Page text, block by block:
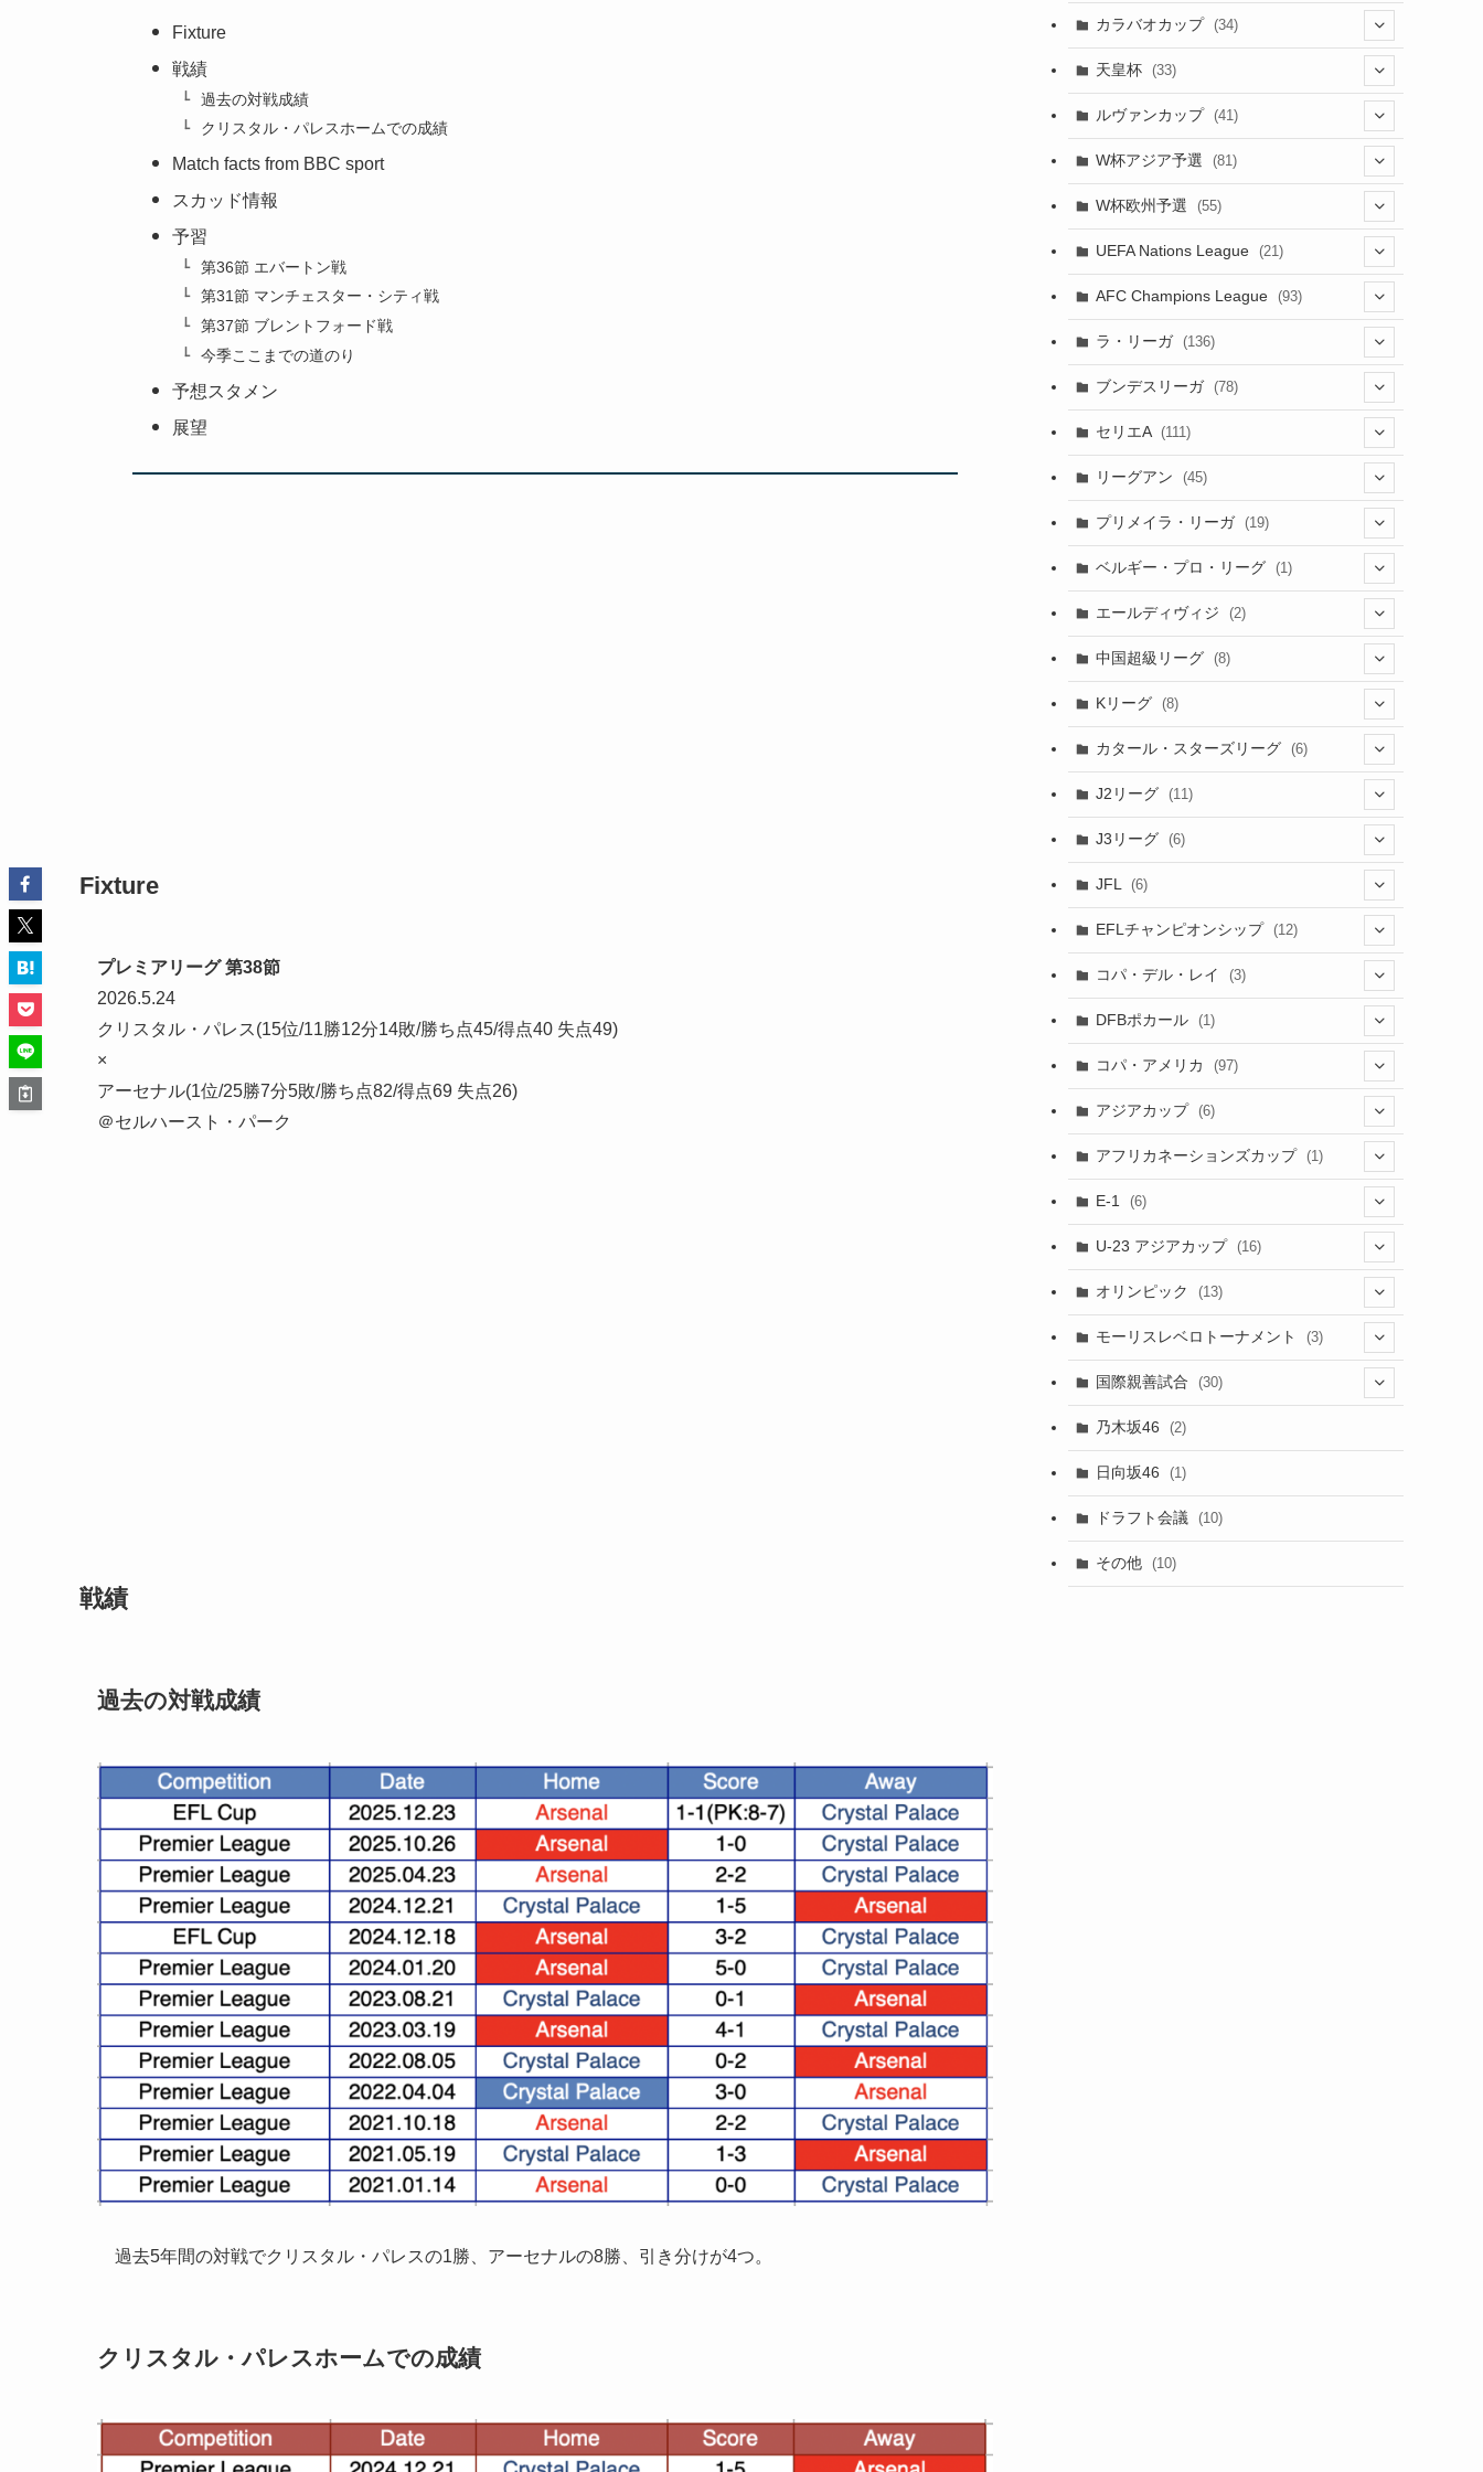
Fixture
戦績
過去の対戦成績
クリスタル・パレスホームでの成績
Match facts from BBC sport
スカッド情報
予習
第36節 エバートン戦
第31節 マンチェスター・シティ戦
第37節 ブレントフォード戦
今季ここまでの道のり
予想スタメン
展望
Fixture
プレミアリーグ 第38節
2026.5.24
クリスタル・パレス(15位/11勝12分14敗/勝ち点45/得点40 失点49)
×
アーセナル(1位/25勝7分5敗/勝ち点82/得点69 失点26)
＠セルハースト・パーク
戦績
過去の対戦成績
過去5年間の対戦でクリスタル・パレスの1勝、アーセナルの8勝、引き分けが4つ。
クリスタル・パレスホームでの成績
(12) (20)(33)
(14)
(2)
(1)
(7)
(115)
(1)
(12)
(32)
(5)
(4)
(8)
(91)
(10)
(4)
(50)
(24)
(18)
(10)
(3)
(4)
(2)
カラバオカップ (34)
天皇杯 (33)
(5)
(4)
(11)
(8)
(2)
ルヴァンカップ (41)
(12)
(4)
(2)
W杯アジア予選 (81)
(27)
(6)
(5)
(49)
(32)
(7)
W杯欧州予選 (55)
(45)
(30)
(5)
UEFA Nations League (21)
(4)
AFC Champions League (93)
(6)
ラ・リーガ (136)
(23)
(1)
(3)
(2)
ブンデスリーガ (78)
(16)
セリエA (111)
(9)
(6)
(46)
(1)
(1)
リーグアン (45)
(5)
(15)
(19)
プリメイラ・リーガ (19)
(6)
ベルギー・プロ・リーグ (1)
エールディヴィジ (2)
中国超級リーグ (8)
(3)
Kリーグ (8)
(8)
カタール・スターズリーグ (6)
J2リーグ (11)
(1)
J3リーグ (6)
JFL (6)
(3)
(3)
EFLチャンピオンシップ (12)
コパ・デル・レイ (3)
DFBポカール (1)
コパ・アメリカ (97)
(32)
(48)
(7)
(11)
アジアカップ (6)
(5)
アフリカネーションズカップ (1)
E-1 (6)
(4)
(2)
U-23 アジアカップ (16)
(2)
オリンピック (13)
(8)
モーリスレベロトーナメント (3)
国際親善試合 (30)
(1)
(7)
乃木坂46 (2)
日向坂46 (1)
ドラフト会議 (10)
その他 (10)